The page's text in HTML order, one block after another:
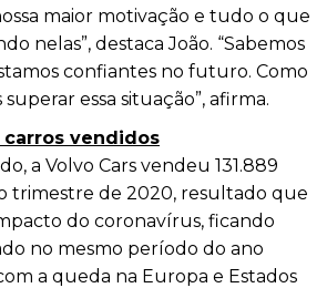
maior motivação e tudo o que
nelas”, destaca João. “Sabemos
confiantes no futuro. Como
essa situação”, afirma.
carros vendidos
a Volvo Cars vendeu 131.889
trimestre de 2020, resultado que
do coronavírus, ficando
no mesmo período do ano
a queda na Europa e Estados